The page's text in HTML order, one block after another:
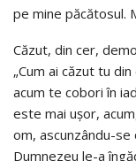
pe mine păcătosul.
Căzut, din cer,
„Cum ai căzut tu
acum te cobori în
este mai uşor,
om, ascunzându-
Dumnezeu le-a